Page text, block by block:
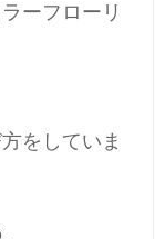
ーフローリ
をしていま